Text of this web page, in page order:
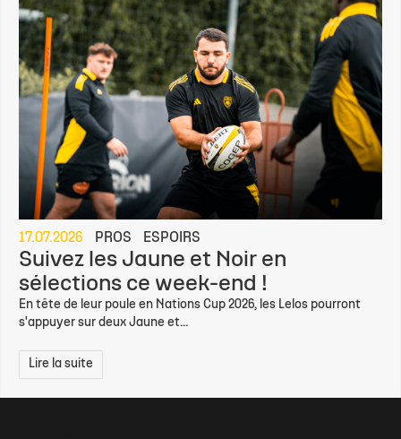
17.07.2026 PROS ESPOIRS
Suivez les Jaune et Noir en
sélections ce week-end !
En tête de leur poule en Nations Cup 2026, les Lelos pourront
s'appuyer sur deux Jaune et...
Lire la suite